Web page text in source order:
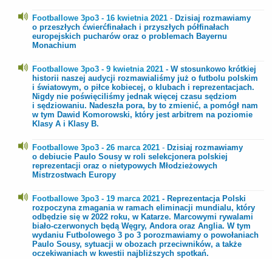
Footballowe 3po3 - 16 kwietnia 2021 - Dzisiaj rozmawiamy
o przeszłych ćwierćfinałach i przyszłych półfinałach
europejskich pucharów oraz o problemach Bayernu
Monachium
Footballowe 3po3 - 9 kwietnia 2021 - W stosunkowo krótkiej
historii naszej audycji rozmawialiśmy już o futbolu polskim
i światowym, o piłce kobiecej, o klubach i reprezentacjach.
Nigdy nie poświęciliśmy jednak więcej czasu sędziom
i sędziowaniu. Nadeszła pora, by to zmienić, a pomógł nam
w tym Dawid Komorowski, który jest arbitrem na poziomie
Klasy A i Klasy B.
Footballowe 3po3 - 26 marca 2021 - Dzisiaj rozmawiamy
o debiucie Paulo Sousy w roli selekcjonera polskiej
reprezentacji oraz o nietypowych Młodzieżowych
Mistrzostwach Europy
Footballowe 3po3 - 19 marca 2021 - Reprezentacja Polski
rozpoczyna zmagania w ramach eliminacji mundialu, który
odbędzie się w 2022 roku, w Katarze. Marcowymi rywalami
biało-czerwonych będą Węgry, Andora oraz Anglia. W tym
wydaniu Futbolowego 3 po 3 porozmawiamy o powołaniach
Paulo Sousy, sytuacji w obozach przeciwników, a także
oczekiwaniach w kwestii najbliższych spotkań.